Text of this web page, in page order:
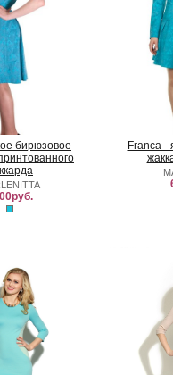
бирюзовое
Franca -